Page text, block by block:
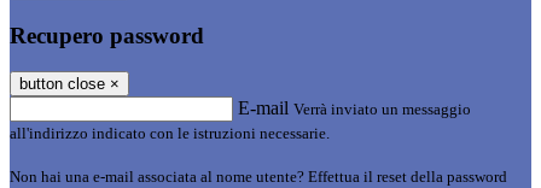
Recupero password
button close ×
E-mail Verrà inviato un messaggio
all'indirizzo indicato con le istruzioni necessarie.
Non hai una e-mail associata al nome utente? Effettua il reset della password